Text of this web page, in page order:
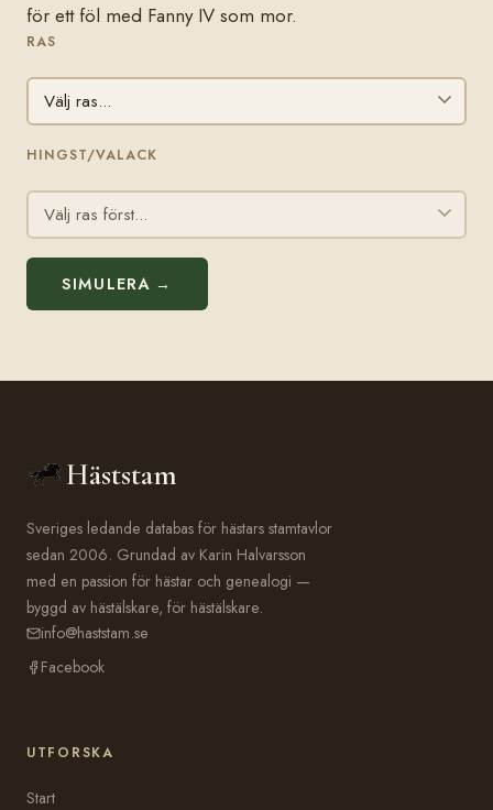
för ett föl med Fanny IV som mor.
RAS
HINGST/VALACK
SIMULERA →
Häststam
Sveriges ledande databas för hästars stamtavlor
sedan 2006. Grundad av Karin Halvarsson
med en passion för hästar och genealogi —
byggd av hästälskare, för hästälskare.
info@haststam.se
Facebook
UTFORSKA
Start